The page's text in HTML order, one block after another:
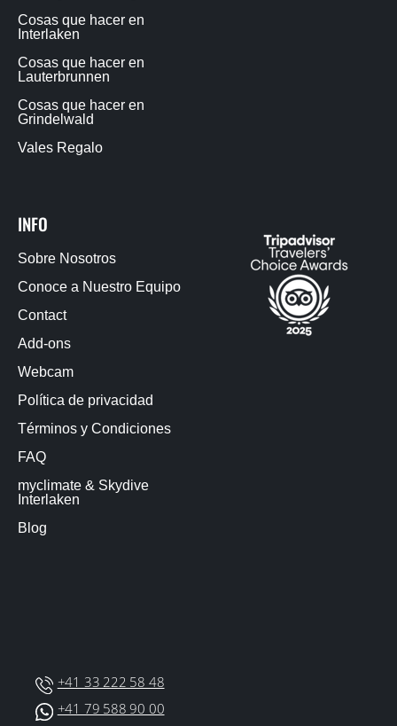
Cosas que hacer en
Interlaken
Cosas que hacer en
Lauterbrunnen
Cosas que hacer en
Grindelwald
Vales Regalo
INFO
Sobre Nosotros
Conoce a Nuestro Equipo
Contact
Add-ons
Webcam
Política de privacidad
Términos y Condiciones
FAQ
myclimate & Skydive
Interlaken
Blog
+41 33 222 58 48
+41 79 588 90 00